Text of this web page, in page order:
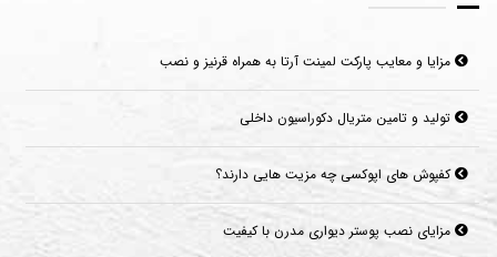
تولید و تامین متریال دکوراسیون داخلی
کفپوش های اپوکسی چه مزیت هایی دارند؟
مزایای نصب پوستر دیواری مدرن با کیفیت
قرنیز سرامیکی چیست؟